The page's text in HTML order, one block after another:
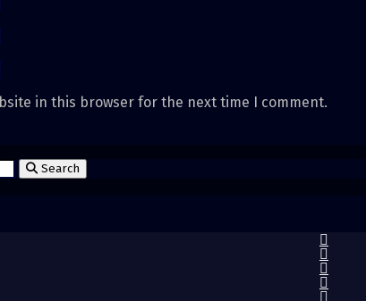
in this browser for the next time I comment.
Search